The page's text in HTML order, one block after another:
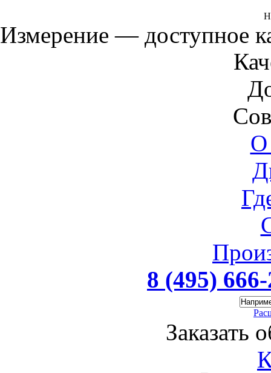
Измерение — доступное
О
8 (495)
Заказать